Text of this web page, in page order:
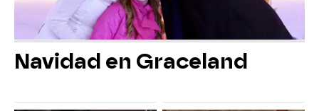
Navidad en Graceland